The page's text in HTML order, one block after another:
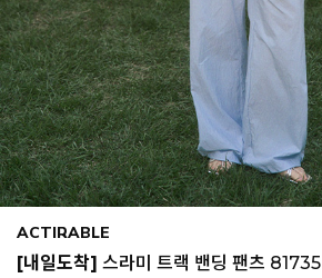
ACTIRABLE
[내일도착] 스라미 트랙 밴딩 팬츠 81735